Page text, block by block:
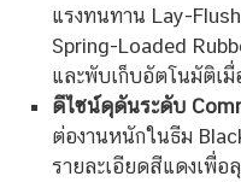
แรงทนทาน Lay-
Spring-Loaded
และพับเก็บอัตโนมัติเมื่
ดีไซน์ดุดันระดับ
ต่องานหนักในธีม
รายละเอียดสีแดงเพื่